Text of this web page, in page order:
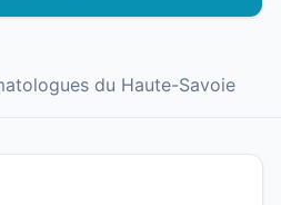
du Haute-Savoie